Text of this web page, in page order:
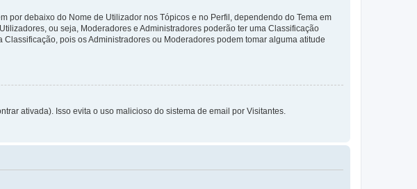
por debaixo do Nome de Utilizador nos Tópicos e no Perfil, dependendo do Tema em
ou seja, Moderadores e Administradores poderão ter uma Classificação
pois os Administradores ou Moderadores podem tomar alguma atitude
ativada). Isso evita o uso malicioso do sistema de email por Visitantes.